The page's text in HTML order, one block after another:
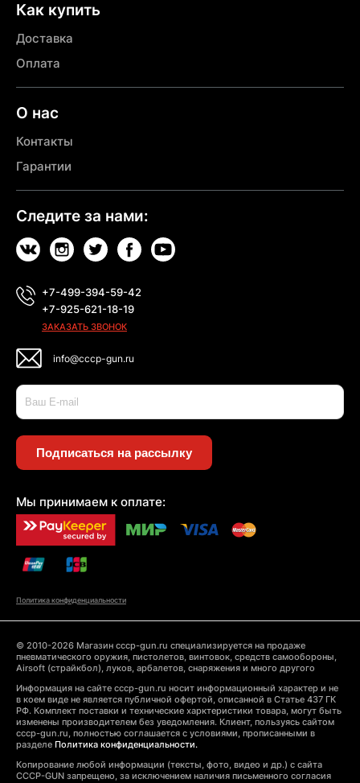
Как купить
Доставка
Оплата
О нас
Контакты
Гарантии
Следите за нами:
+7-499-394-59-42
+7-925-621-18-19
ЗАКАЗАТЬ ЗВОНОК
info@cccp-gun.ru
Подписаться на рассылку
Мы принимаем к оплате:
Политика конфиденциальности
© 2010-2026 Магазин cccp-gun.ru специализируется на продаже
пневматического оружия, пистолетов, винтовок, средств самообороны,
Airsoft (страйкбол), луков, арбалетов, снаряжения и много другого
Информация на сайте cccp-gun.ru носит информационный характер и не
в коем виде не является публичной офертой, описанной в Статье 437 ГК
РФ. Комплект поставки и технические харктеристики товара, могут быть
изменены производителем без уведомления. Клиент, пользуясь сайтом
cccp-gun.ru, полностью соглашается с условиями, прописанными в
разделе Политика конфиденциальности.
Копирование любой информации (тексты, фото, видео и др.) с сайта
CCCP-GUN запрещено, за исключением наличия письменного согласия